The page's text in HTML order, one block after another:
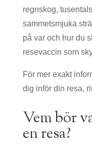
regnskog,
sammetsmjuka
på var och hur du
resevaccin som
För mer exakt
dig inför din resa,
Vem bör
en resa?